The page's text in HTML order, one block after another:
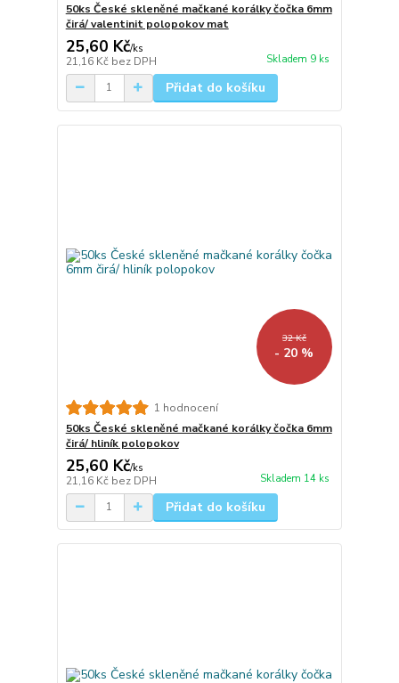
50ks České skleněné mačkané korálky čočka 6mm
čirá/ valentinit polopokov mat
25,60 Kč/ks
21,16 Kč bez DPH Skladem 9 ks
Přidat do košíku
32 Kč
- 20 %
1 hodnocení
50ks České skleněné mačkané korálky čočka 6mm
čirá/ hliník polopokov
25,60 Kč/ks
21,16 Kč bez DPH Skladem 14 ks
Přidat do košíku